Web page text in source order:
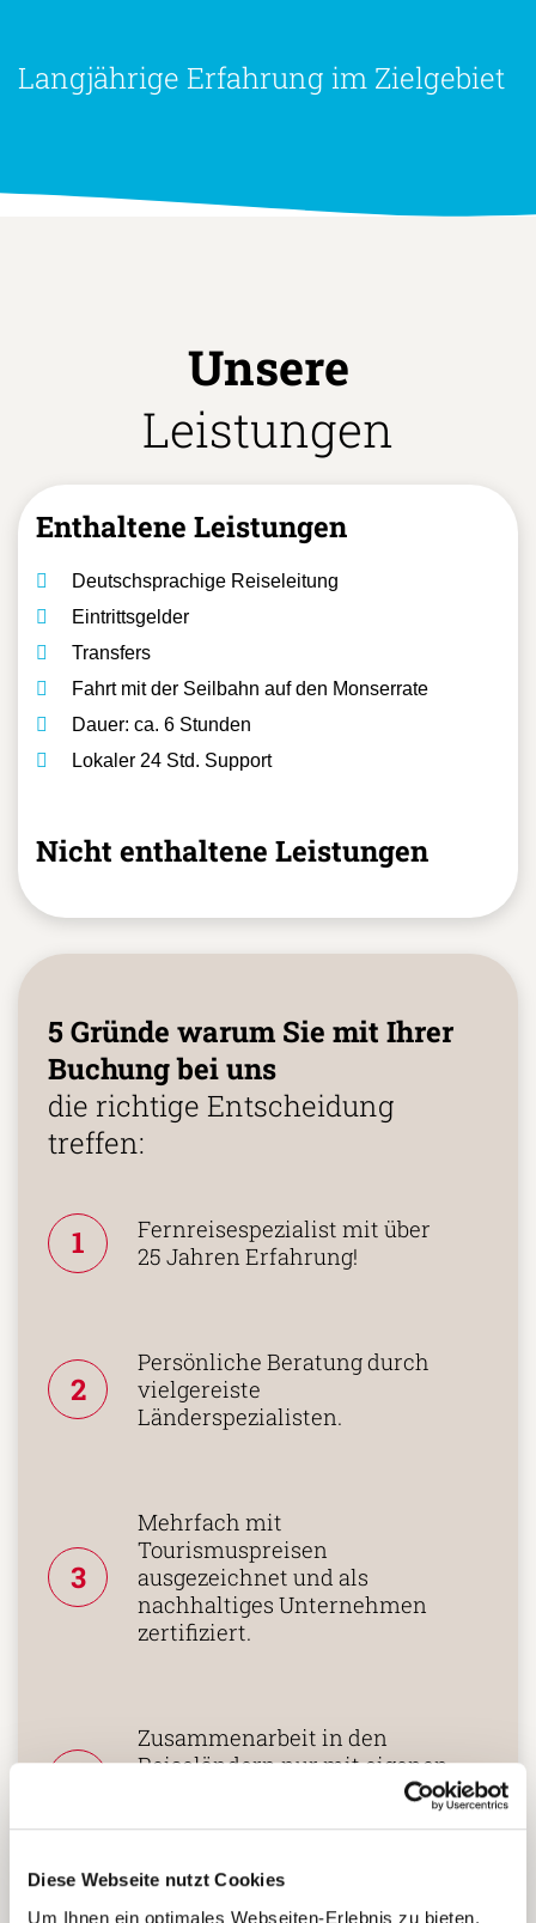
Diese Webseite nutzt Cookies
Um Ihnen ein optimales Webseiten-Erlebnis zu bieten,
Langjährige Erfahrung im Zielgebiet
Unsere
Leistungen
Enthaltene Leistungen
Deutschsprachige Reiseleitung
Eintrittsgelder
Transfers
Fahrt mit der Seilbahn auf den Monserrate
Dauer: ca. 6 Stunden
Lokaler 24 Std. Support
Nicht enthaltene Leistungen
5 Gründe warum Sie mit Ihrer
Buchung bei uns
die richtige Entscheidung
treffen:
1
Fernreisespezialist mit über
25 Jahren Erfahrung!
2
Persönliche Beratung durch
vielgereiste
Länderspezialisten.
3
Mehrfach mit
Tourismuspreisen
ausgezeichnet und als
nachhaltiges Unternehmen
zertifiziert.
Zusammenarbeit in den
Reiseländern nur mit eigenen
Agenturen oder langjährigen